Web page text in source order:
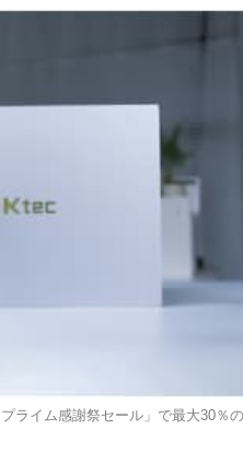
ライム感謝祭セール」で最大30％